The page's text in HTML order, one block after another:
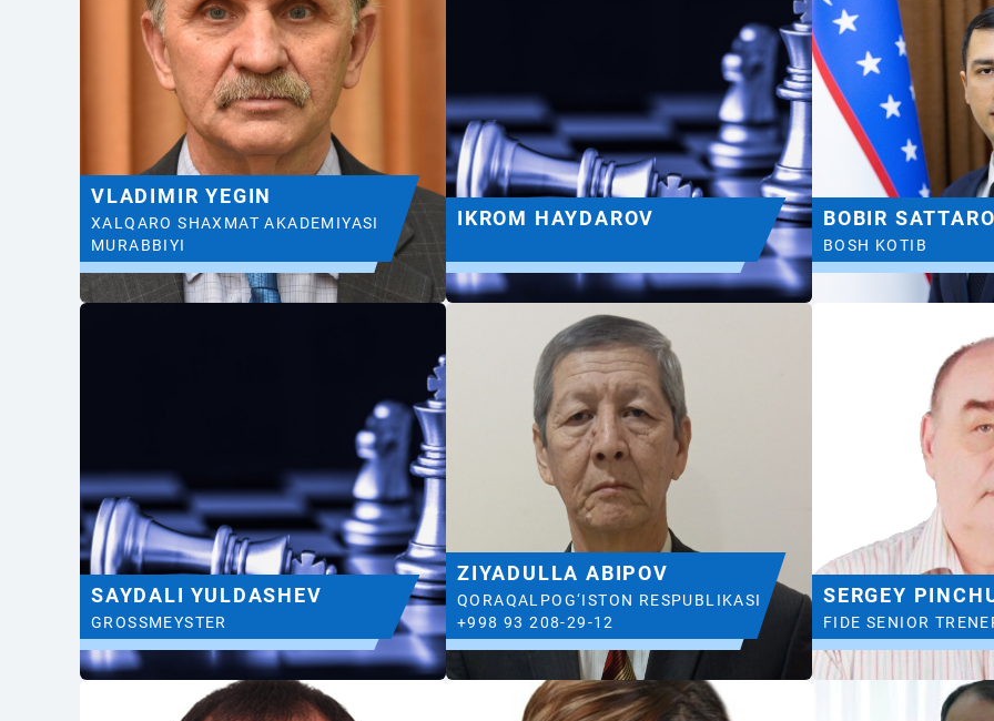
VLADIMIR YEGIN
XALQARO SHAXMAT AKADEMIYASI
MURABBIYI
IKROM HAYDAROV BOBIR
BOSH KOTIB
SAYDALI YULDASHEV
GROSSMEYSTER
ZIYADULLA ABIPOV
QORAQALPOG‘ISTON RESPUBLIKASI
+998 93 208-29-12
SERGEY
FIDE SENIOR